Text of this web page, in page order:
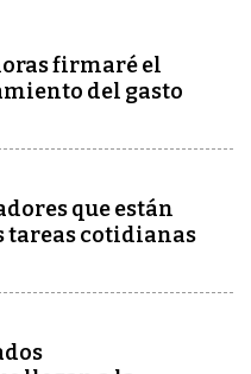
firmaré el
del gasto
que están
cotidianas